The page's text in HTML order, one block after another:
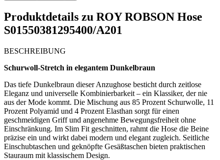
Produktdetails zu ROY ROBSON Hose
S01550381295400/A201
BESCHREIBUNG
Schurwoll-Stretch in elegantem Dunkelbraun
Das tiefe Dunkelbraun dieser Anzughose besticht durch zeitlose
Eleganz und universelle Kombinierbarkeit – ein Klassiker, der nie
aus der Mode kommt. Die Mischung aus 85 Prozent Schurwolle, 11
Prozent Polyamid und 4 Prozent Elasthan sorgt für einen
geschmeidigen Griff und angenehme Bewegungsfreiheit ohne
Einschränkung. Im Slim Fit geschnitten, rahmt die Hose die Beine
präzise ein und wirkt dabei modern und elegant zugleich. Seitliche
Einschubtaschen und geknöpfte Gesäßtaschen bieten praktischen
Stauraum mit klassischem Design.